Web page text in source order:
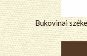
Bukovinai